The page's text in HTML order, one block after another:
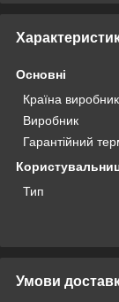
Основні
Країна виробник
Виробник
Гарантійний
Тип
Умови